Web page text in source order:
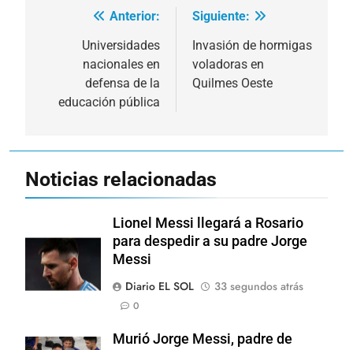
Navegación
entradas
Anterior:
Universidades
nacionales en
defensa de la
educación pública
Siguiente:
Invasión de hormigas
voladoras en
Quilmes Oeste
Noticias relacionadas
Lionel Messi llegará a Rosario
para despedir a su padre Jorge
Messi
Diario EL SOL
33 segundos atrás
0
Murió Jorge Messi, padre de